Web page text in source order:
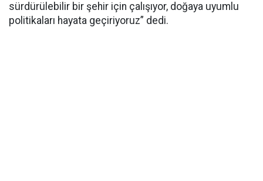
sürdürülebilir bir şehir için çalışıyor, doğaya uyumlu
politikaları hayata geçiriyoruz” dedi.